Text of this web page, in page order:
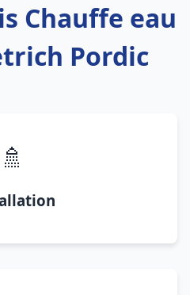
Chauffe eau
Pordic
🚿